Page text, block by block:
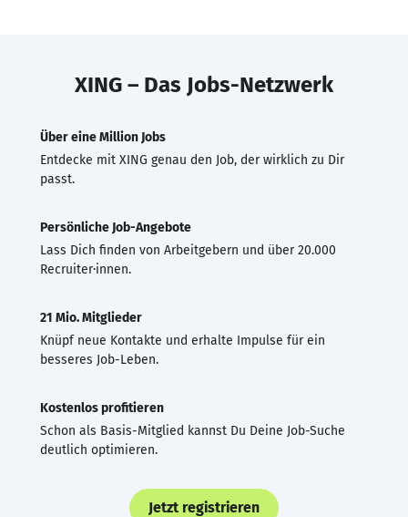
XING – Das Jobs-Netzwerk
Über eine Million Jobs
Entdecke mit XING genau den Job, der wirklich zu Dir
passt.
Persönliche Job-Angebote
Lass Dich finden von Arbeitgebern und über 20.000
Recruiter·innen.
21 Mio. Mitglieder
Knüpf neue Kontakte und erhalte Impulse für ein
besseres Job-Leben.
Kostenlos profitieren
Schon als Basis-Mitglied kannst Du Deine Job-Suche
deutlich optimieren.
Jetzt registrieren